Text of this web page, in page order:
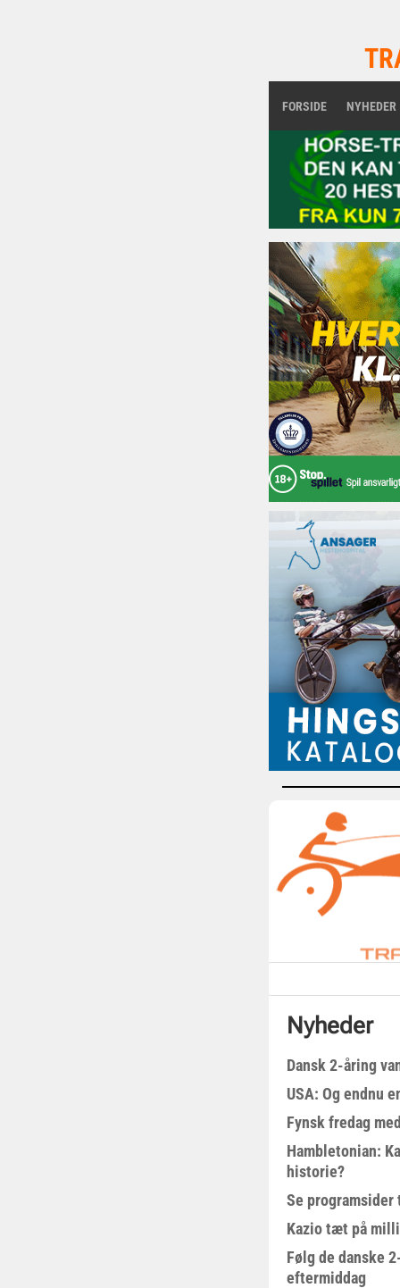
FORSIDE NYHEDER
Nyheder
Dansk 2-åring
USA: Og endnu
Fynsk fredag
Hambletonian:
historie?
Se
Kazio tæt på
Følg de danske
eftermiddag